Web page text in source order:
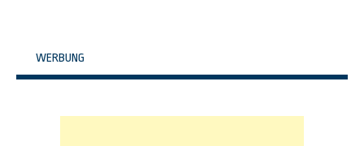
WERBUNG